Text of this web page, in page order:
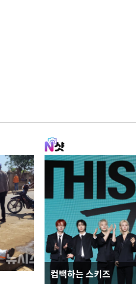
컴백하는 스키즈
지석천 뒤덮은 개구리밥